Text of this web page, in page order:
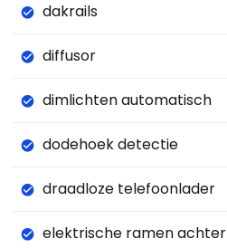
dakrails
diffusor
dimlichten automatisch
dodehoek detectie
draadloze telefoonlader
elektrische ramen achter